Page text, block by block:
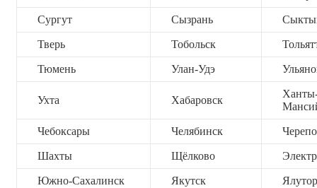
Сургут Сызрань
Тверь Тобольск
Тюмень Улан-Удэ
Ухта Хабаровск
Чебоксары Челябинск
Шахты Щёлково
Южно-Сахалинск Якутск